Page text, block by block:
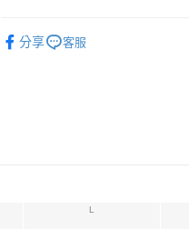
１．於結帳方式選擇「AFTEE先享後
付」結帳頁面，進行簡訊認證並確認
每筆NT$70，滿NT$1,000(含以
分享 客服
L